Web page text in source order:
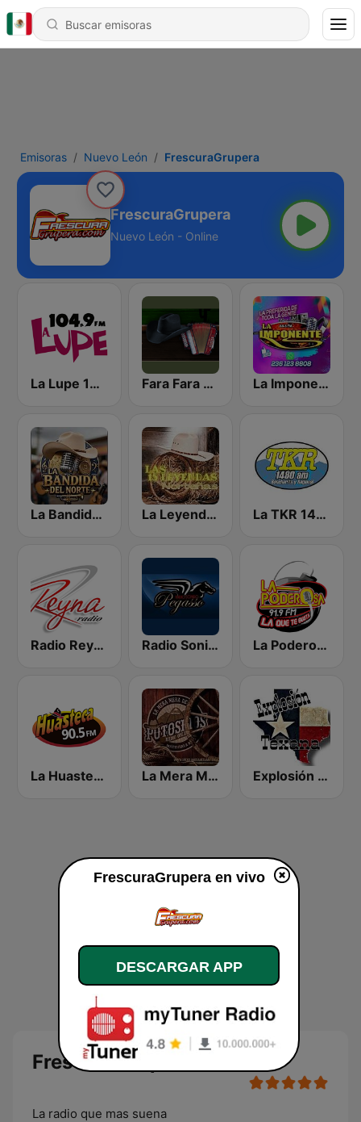
Emisoras Nuevo León FrescuraGrupera
FrescuraGrupera
Nuevo León - Online
La Lupe 104.9 FM | San Luis Potosí Fara Fara Radio La Imponente Radio
La Bandida del Norte La Leyenda MX La TKR 1480 AM | Monterrey
Radio Reyna Radio Sonido Pegasso La Poderosa San Luis Potosí
La Huasteca 90.5 FM La Mera Mera de Matehuala Explosión Texana
FrescuraGrupera en vivo
La radio que mas suena
FrescuraGrupera en vivo
DESCARGAR APP